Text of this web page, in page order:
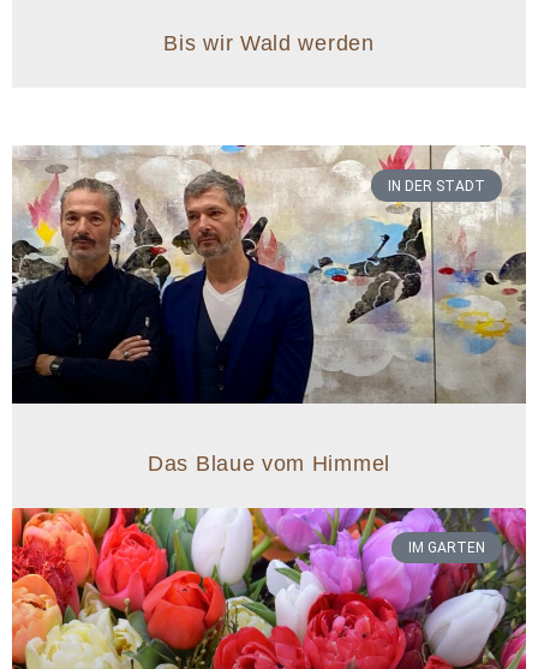
Bis wir Wald werden
IN DER STADT
Das Blaue vom Himmel
IM GARTEN